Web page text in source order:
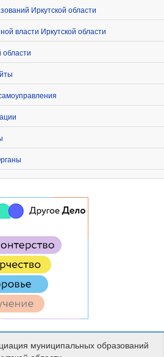
Иркутской области
власти Иркутской области
муниципальных образований